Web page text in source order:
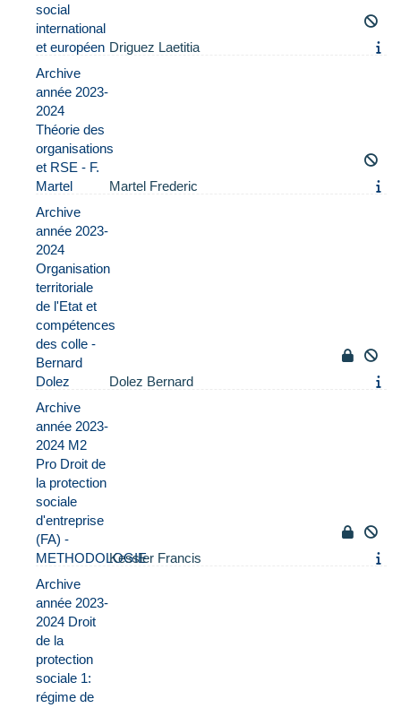
social
international
et européen Driguez Laetitia
Archive
année 2023-
2024
Théorie des
organisations
et RSE - F.
Martel
Martel Frederic
Archive
année 2023-
2024
Organisation
territoriale
de l'Etat et
compétences
des colle -
Bernard
Dolez
Dolez Bernard
Archive
année 2023-
2024 M2
Pro Droit de
la protection
sociale
d'entreprise
(FA) -
METHODOLOGIEKessler Francis
Archive
année 2023-
2024 Droit
de la
protection
sociale 1:
régime de